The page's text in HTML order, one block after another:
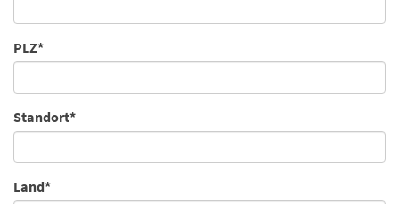
PLZ*
Standort*
Land*